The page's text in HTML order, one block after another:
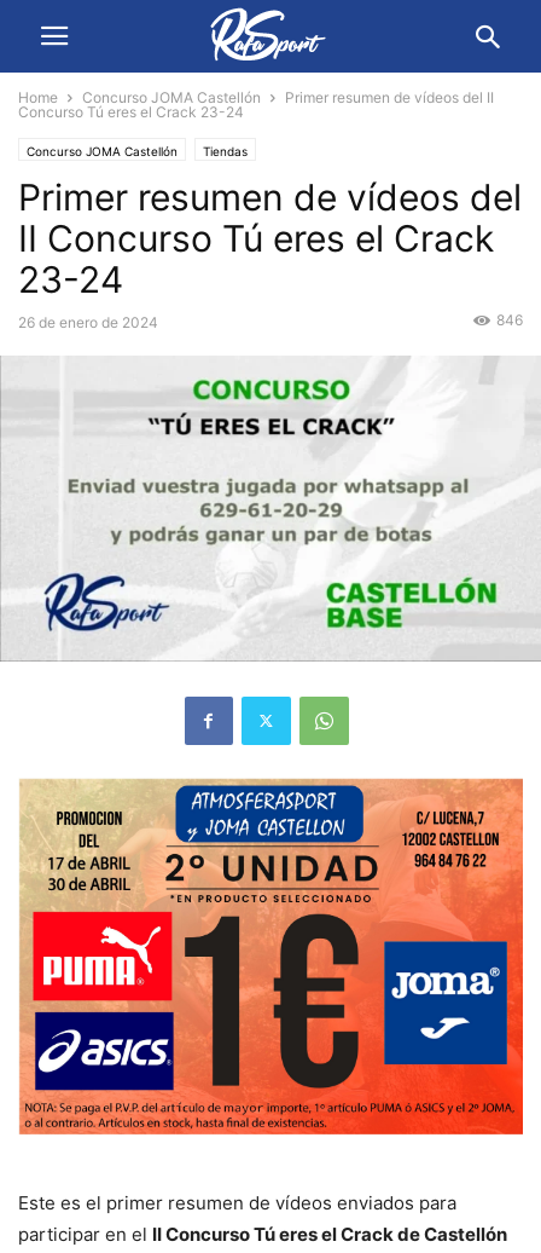
Home Concurso JOMA Castellón
Primer resumen de vídeos del II
Concurso Tú eres el Crack 23-24
Concurso JOMA Castellón Tiendas
Primer resumen de vídeos del
II Concurso Tú eres el Crack
23-24
26 de enero de 2024 846
Este es el primer resumen de vídeos enviados para
participar en el II Concurso Tú eres el Crack de Castellón